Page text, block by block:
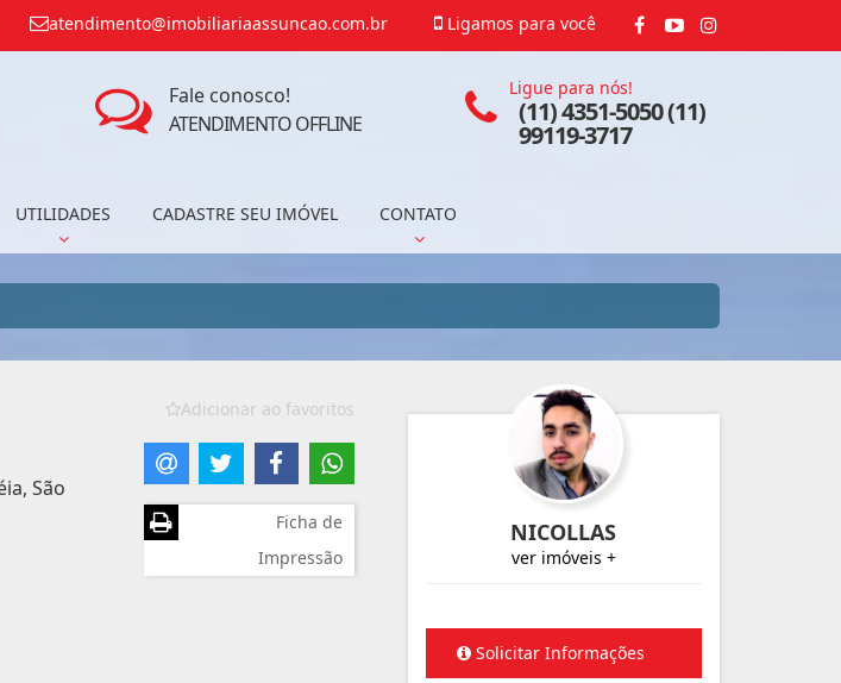
Ligamos para você
atendimento@imobiliariaassuncao.com.br
UTILIDADES CADASTRE SEU IMÓVEL CONTATO
Ligue para nós!
(11) 4351-5050 (11)
99119-3717
Fale conosco!
ATENDIMENTO OFFLINE
São
Adicionar ao favoritos
Ficha de
Impressão
NICOLLAS
ver imóveis +
Solicitar Informações